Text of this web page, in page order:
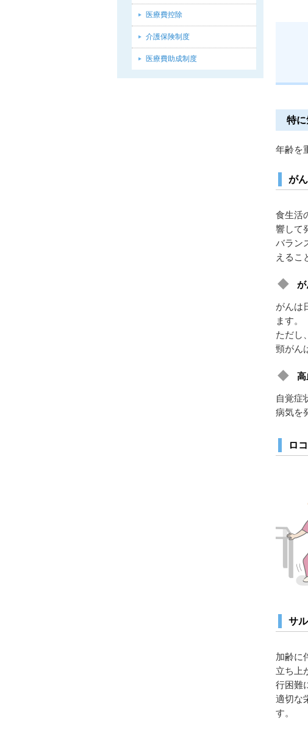
特
年齢を
が
食生活
響して
バラン
えるこ
が
がんは
ます。
ただし
頸がん
高
自覚症
病気を
ロ
サ
加齢に
立ち上
行困難
適切な
す。
医療費控除
介護保険制度
医療費助成制度